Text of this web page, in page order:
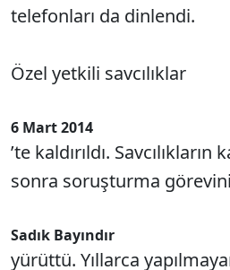
telefonları da dinlendi.
Özel yetkili savcılıklar
6 Mart 2014
’te kaldırıldı. Savcılıkların
sonra soruşturma
Sadık Bayındır
yürüttü. Yıllarca